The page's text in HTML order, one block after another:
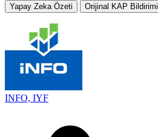
Yapay Zeka Özeti Orijinal KAP Bildirimi
INFO, IYF